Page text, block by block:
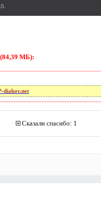
(84,39 МБ):
diakov.net
Сказали спасибо: 1